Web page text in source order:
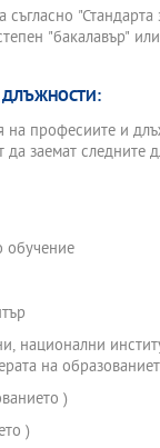
"бакалавър"
на професиите и
заемат следните
обучение
национални
на
)
)